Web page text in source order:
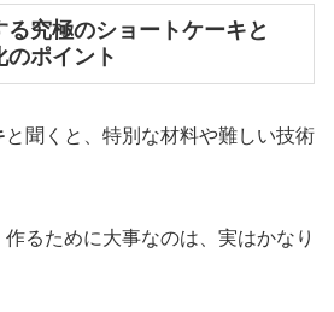
究極のショートケーキと
のポイント
と聞くと、特別な材料や難しい技術
るために大事なのは、実はかなり